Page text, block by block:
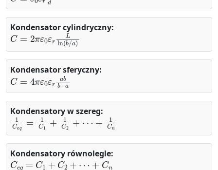
Kondensator cylindryczny:
C=2πε0εrLln(b/a)
Kondensator sferyczny:
C=4πε0εrabb−a
Kondensatory w szereg:
1Ceq=1C1+1C2+⋯+1C n
Kondensatory równolegle:
Ceq=C1+C2+ ⋯+Cn